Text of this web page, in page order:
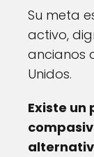
Su meta
activo,
ancianos
Unidos.
Existe un